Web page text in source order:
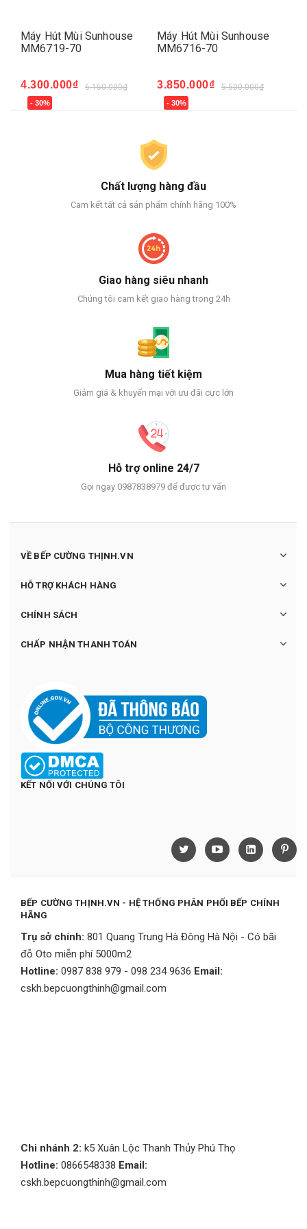
Máy Hút Mùi Sunhouse
MM6719-70
4.300.000₫ 6.150.000₫
- 30%
Máy Hút Mùi Sunhouse
MM6716-70
3.850.000₫ 5.500.000₫
- 30%
Chất lượng hàng đầu
Cam kết tất cả sản phẩm chính hãng 100%
Giao hàng siêu nhanh
Chúng tôi cam kết giao hàng trong 24h
Mua hàng tiết kiệm
Giảm giá & khuyến mại với ưu đãi cực lớn
Hỗ trợ online 24/7
Gọi ngay 0987838979 để được tư vấn
VỀ BẾP CƯỜNG THỊNH.VN
HỖ TRỢ KHÁCH HÀNG
CHÍNH SÁCH
CHẤP NHẬN THANH TOÁN
KẾT NỐI VỚI CHÚNG TÔI
BẾP CƯỜNG THỊNH.VN - HỆ THỐNG PHÂN PHỐI BẾP CHÍNH
HÃNG
Trụ sở chính: 801 Quang Trung Hà Đông Hà Nội - Có bãi
đỗ Oto miễn phí 5000m2
Hotline: 0987 838 979 - 098 234 9636 Email:
cskh.bepcuongthinh@gmail.com
Chi nhánh 2: k5 Xuân Lộc Thanh Thủy Phú Thọ
Hotline: 0866548338 Email:
cskh.bepcuongthinh@gmail.com